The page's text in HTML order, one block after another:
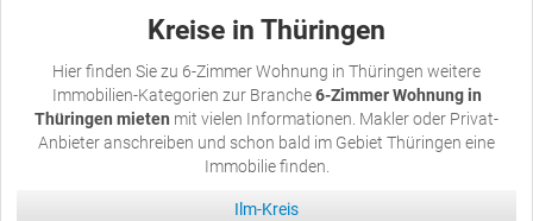
Kreise in Thüringen
Hier finden Sie zu 6-Zimmer Wohnung in Thüringen weitere
Immobilien-Kategorien zur Branche6-Zimmer Wohnung in
Thüringen mieten mit vielen Informationen. Makler oder Privat-
Anbieter anschreiben und schon bald im Gebiet Thüringen eine
Immobilie finden.
Ilm-Kreis